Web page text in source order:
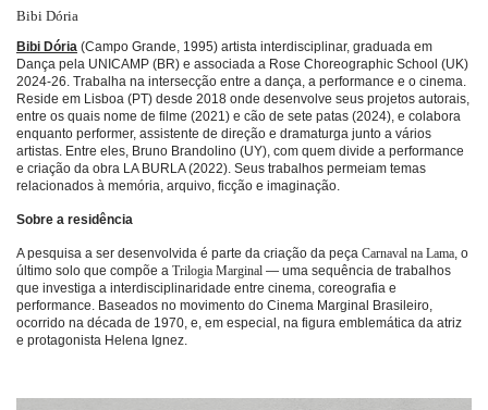
Bibi Dória
Bibi Dória (Campo Grande, 1995) artista interdisciplinar, graduada em
Dança pela UNICAMP (BR) e associada a Rose Choreographic School (UK)
2024-26. Trabalha na intersecção entre a dança, a performance e o cinema.
Reside em Lisboa (PT) desde 2018 onde desenvolve seus projetos autorais,
entre os quais nome de filme (2021) e cão de sete patas (2024), e colabora
enquanto performer, assistente de direção e dramaturga junto a vários
artistas. Entre eles, Bruno Brandolino (UY), com quem divide a performance
e criação da obra LA BURLA (2022). Seus trabalhos permeiam temas
relacionados à memória, arquivo, ficção e imaginação.
Sobre a residência
A pesquisa a ser desenvolvida é parte da criação da peça Carnaval na Lama, o
último solo que compõe a Trilogia Marginal — uma sequência de trabalhos
que investiga a interdisciplinaridade entre cinema, coreografia e
performance. Baseados no movimento do Cinema Marginal Brasileiro,
ocorrido na década de 1970, e, em especial, na figura emblemática da atriz
e protagonista Helena Ignez.